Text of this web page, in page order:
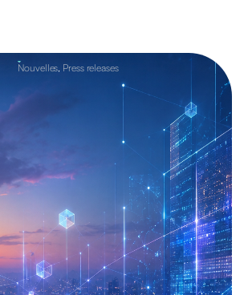
Nouvelles, Press releases